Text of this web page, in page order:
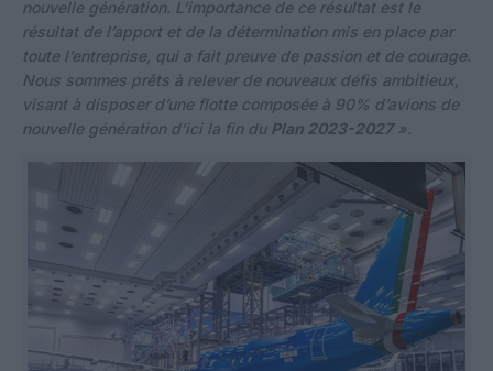
nouvelle génération. L’importance de ce résultat est le
résultat de l’apport et de la détermination mis en place par
toute l’entreprise, qui a fait preuve de passion et de courage.
Nous sommes prêts à relever de nouveaux défis ambitieux,
visant à disposer d’une flotte composée à 90% d’avions de
nouvelle génération d’ici la fin du Plan 2023-2027».